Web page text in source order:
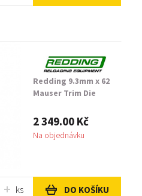
Redding 9.3mm x 62
Mauser Trim Die
2 349.00 Kč
Na objednávku
ks DO KOŠÍKU